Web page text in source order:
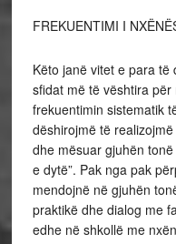
FREKUENTIMI I
Këto janë vitet e para
sfidat më të vështira
frekuentimin sistematik
dëshirojmë të
dhe mësuar gjuhën
e dytë”. Pak nga pak
mendojnë në gjuhën
praktikë dhe dialog me
edhe në shkollë me